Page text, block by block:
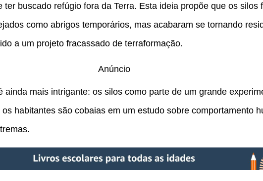
ter buscado refúgio fora da Terra. Esta ideia propõe que os silos
como abrigos temporários, mas acabaram se tornando
a um projeto fracassado de terraformação.
Anúncio
ainda mais intrigante: os silos como parte de um grande
habitantes são cobaias em um estudo sobre comportamento